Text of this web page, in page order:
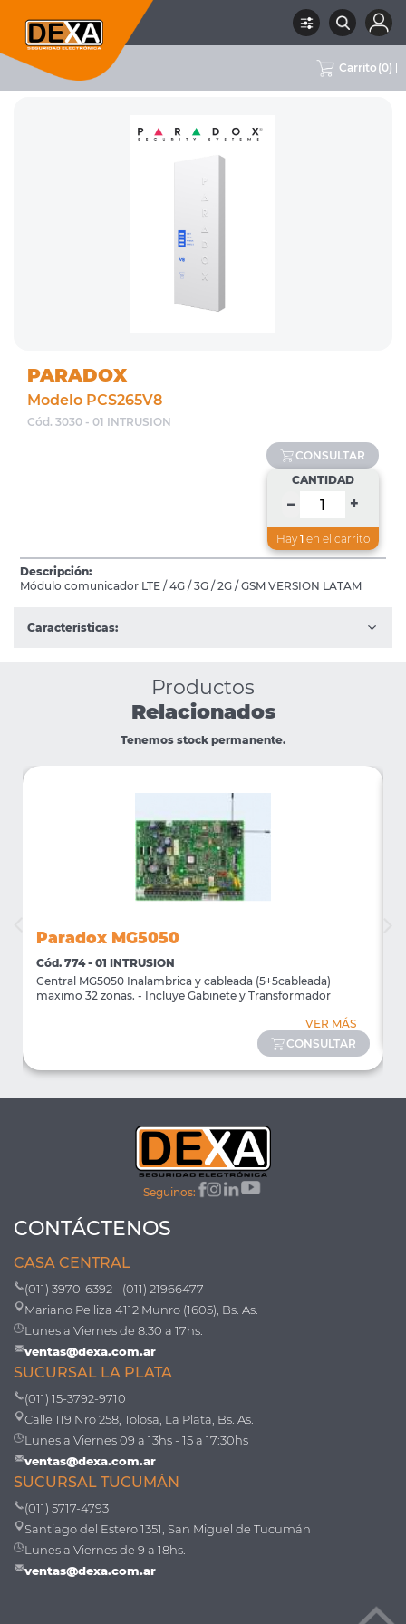
Carrito (0)
RUBRO 01 INTRUSION MARCA PARADOX
PARADOX
Modelo PCS265V8
Cód. 3030 - 01 INTRUSION
CONSULTAR
CANTIDAD
– +
Hay 1en el carrito
Descripción:
Módulo comunicador LTE / 4G / 3G / 2G / GSM VERSION LATAM
Características:
Productos
Relacionados
Tenemos stock permanente.
Paradox MG5050
Cód. 774 - 01 INTRUSION
Central MG5050 Inalambrica y cableada (5+5cableada)
maximo 32 zonas. - Incluye Gabinete y Transformador
VER MÁS
CONSULTAR
Seguinos:
CONTÁCTENOS
CASA CENTRAL
(011) 3970-6392 - (011) 21966477
Mariano Pelliza 4112 Munro (1605), Bs. As.
Lunes a Viernes de 8:30 a 17hs.
ventas@dexa.com.ar
SUCURSAL LA PLATA
(011) 15-3792-9710
Calle 119 Nro 258, Tolosa, La Plata, Bs. As.
Lunes a Viernes 09 a 13hs - 15 a 17:30hs
ventas@dexa.com.ar
SUCURSAL TUCUMÁN
(011) 5717-4793
Santiago del Estero 1351, San Miguel de Tucumán
Lunes a Viernes de 9 a 18hs.
ventas@dexa.com.ar